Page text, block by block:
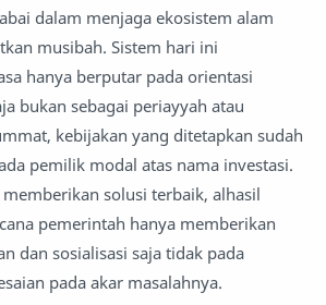
dalam menjaga ekosistem alam
musibah. Sistem hari ini
hanya berputar pada orientasi
bukan sebagai periayyah atau
kebijakan yang ditetapkan sudah
pemilik modal atas nama investasi.
solusi terbaik, alhasil
pemerintah hanya memberikan
dan sosialisasi saja tidak pada
pada akar masalahnya.